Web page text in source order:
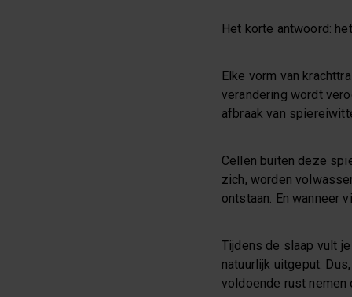
Het korte antwoord:
Elke vorm van
verandering wordt
afbraak van
Cellen buiten deze
zich, worden
ontstaan. En wanneer
Tijdens de slaap vult
natuurlijk uitgeput.
voldoende rust nemen